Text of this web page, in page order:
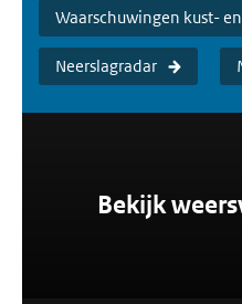
Waarschuwingen kust-
Neerslagradar
Bekijk